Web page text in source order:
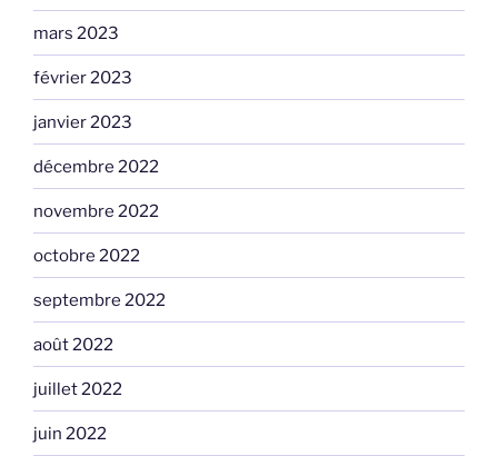
mars 2023
février 2023
janvier 2023
décembre 2022
novembre 2022
octobre 2022
septembre 2022
août 2022
juillet 2022
juin 2022